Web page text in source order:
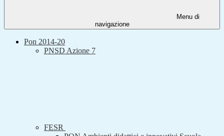
Menu di
navigazione
Pon 2014-20
PNSD Azione 7
FESR